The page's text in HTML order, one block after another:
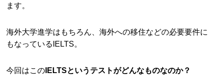
ます。
海外大学進学はもちろん、海外への移住などの必要要件に
もなっているIELTS。
今回はこのIELTSというテストがどんなものなのか？